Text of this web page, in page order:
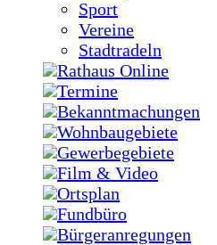
Sport
Vereine
Stadtradeln
Rathaus Online
Termine
Bekanntmachungen
Wohnbaugebiete
Gewerbegebiete
Film & Video
Ortsplan
Fundbüro
Bürgeranregungen